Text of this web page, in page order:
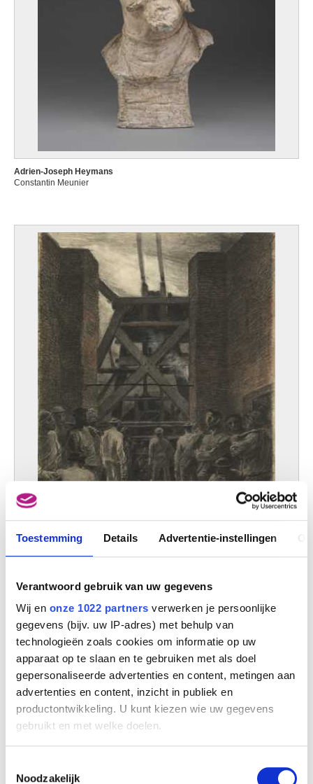
Toestemming Details Advertentie-instellingen
Verantwoord gebruik van uw gegevens
Wij en onze 1022 partners verwerken je persoonlijke
gegevens (bijv. uw IP-adres) met behulp van
technologieën zoals cookies om informatie op uw
apparaat op te slaan en te gebruiken met als doel
gepersonaliseerde advertenties en content, metingen aan
advertenties en content, inzicht in publiek en
productontwikkeling. U kunt kiezen wie uw gegevens
gebruikt en met welke doelen.
Informatie verzamelen over uw geografische
Noodzakelijk
Adrien-Joseph Heymans
Constantin Meunier
Constantin Meunier